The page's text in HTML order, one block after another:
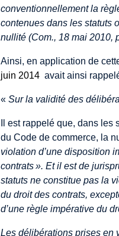
conventionnellement la
contenues dans les statuts
nullité (Com., 18 mai 2010,
Ainsi, en application de
juin 2014 avait ainsi
« Sur la validité des
Il est rappelé que, dans
du Code de commerce, la
violation d’une disposition
contrats ». Et il est de
statuts ne constitue pas la
du droit des contrats,
d’une règle impérative du
Les délibérations prises en